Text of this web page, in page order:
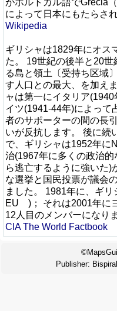
がポルトガル語でGrécia
によって日本にもたらさ
Wikipedia
ギリシャは1829年にオス
た。 19世紀の後半と20
る島と領土〔受持ち区域
す人口との最大、を加え
ャは第一にイタリア
イツ(1941-44年)によって
者のサポーターの間の長
いが反抗します。 後に続
で、ギリシャは1952年に
治(1967年に多くの政治
ら逃亡するように強いた)
な選挙と国民投票が議会
ました。 1981年に、
EU )； それは2001年に
12人目のメンバーになり
CIA The World Factbook
Publisher: